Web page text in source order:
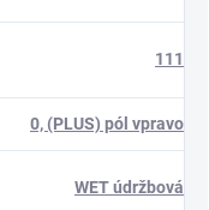
111
0, (PLUS) pól vpravo
WET údržbová